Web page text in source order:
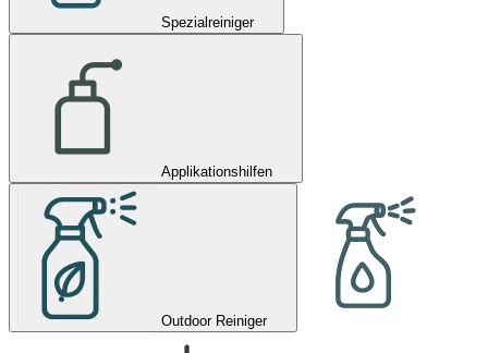
Spezialreiniger
Applikationshilfen
Outdoor Reiniger